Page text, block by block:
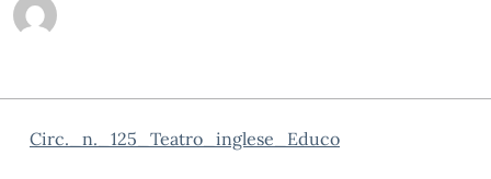
Circ._n._125_Teatro_inglese_Educo